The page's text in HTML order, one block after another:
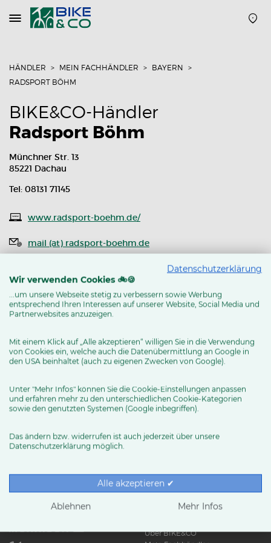
Navigation
öffnen
HÄNDLER MEIN FACHHÄNDLER
BAYERN
RADSPORT BÖHM
BIKE&CO-Händler
Radsport Böhm
Münchner Str. 13
85221 Dachau
Tel: 08131 71145
www.radsport-boehm.de/
mail (at) radsport-boehm.de
MEHR ERFAHREN
News & Trends
Ratgeber
Über BIKE&CO
Datenschutzerklärung
Wir verwenden Cookies 🚲🍪
...um unsere Webseite stetig zu verbessern sowie Werbung
entsprechend Ihren Interessen auf unserer Website, Social Media und
Partnerwebsites anzuzeigen.
Mit einem Klick auf „Alle akzeptieren“ willigen Sie in die Verwendung
von Cookies ein, welche auch die Datenübermittlung an Google in
den USA beinhaltet (auch zu eigenen Zwecken von Google).
Unter "Mehr Infos" können Sie die Cookie-Einstellungen anpassen
und erfahren mehr zu den unterschiedlichen Cookie-Kategorien
sowie den genutzten Systemen (Google inbegriffen).
Das ändern bzw. widerrufen ist auch jederzeit über unsere
Datenschutzerklärung möglich.
Alle akzeptieren ✔
Ablehnen Mehr Infos